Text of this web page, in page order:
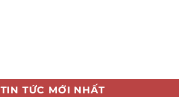
TIN TỨC MỚI NHẤT